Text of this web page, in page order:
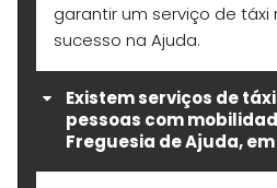
garantir um serviço de
sucesso na Ajuda.
Existem serviços de
pessoas com
Freguesia de Ajuda,